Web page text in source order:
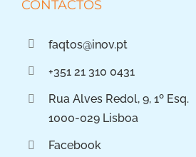
CONTACTOS
faqtos@inov.pt
+351 21 310 0431
Rua Alves Redol, 9, 1º Esq.
1000-029 Lisboa
Facebook